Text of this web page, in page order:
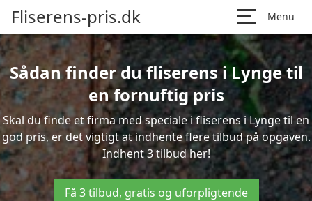
Fliserens-pris.dk Menu
Sådan finder du fliserens i Lynge til
en fornuftig pris
Skal du finde et firma med speciale i fliserens i Lynge til en
god pris, er det vigtigt at indhente flere tilbud på opgaven.
Indhent 3 tilbud her!
Få 3 tilbud, gratis og uforpligtende